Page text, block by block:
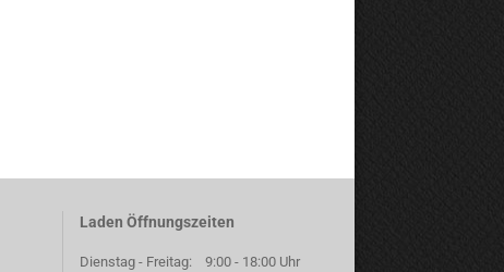
Laden Öffnungszeiten
Dienstag - Freitag: 9:00 - 18:00 Uhr